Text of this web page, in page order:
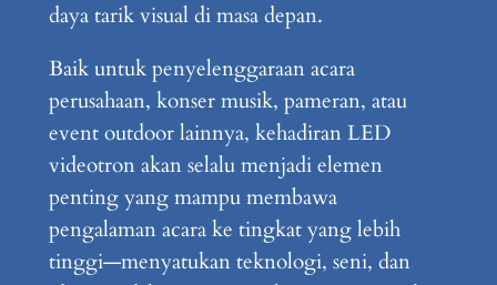
daya tarik visual di masa depan.
Baik untuk penyelenggaraan acara
perusahaan, konser musik, pameran, atau
event outdoor lainnya, kehadiran LED
videotron akan selalu menjadi elemen
penting yang mampu membawa
pengalaman acara ke tingkat yang lebih
tinggi—menyatukan teknologi, seni, dan